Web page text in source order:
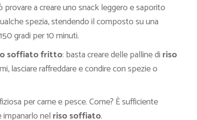
provare a creare uno snack leggero e saporito
spezia, stendendo il composto su una
gradi per 10 minuti.
soffiato fritto: basta creare delle palline di riso
lasciare raffreddare e condire con spezie o
per carne e pesce. Come? È sufficiente
nel riso soffiato.